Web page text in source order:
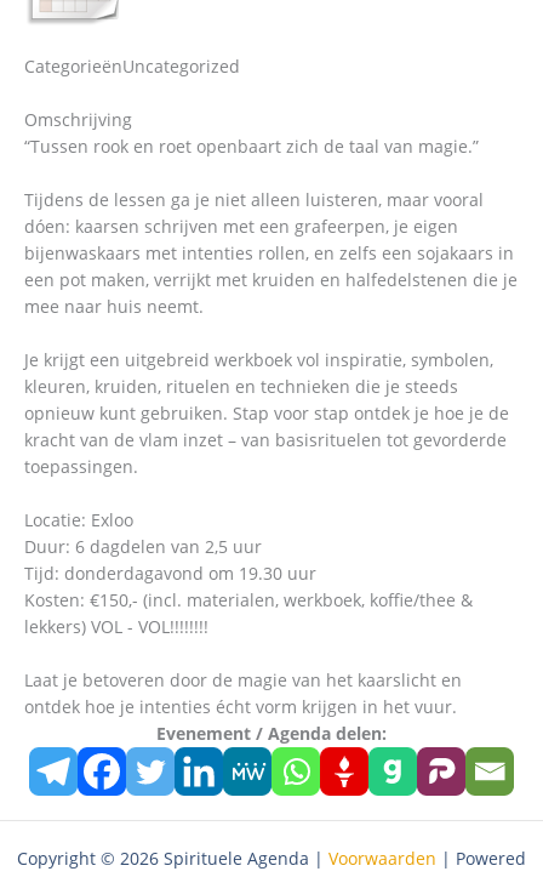
CategorieënUncategorized
Omschrijving
“Tussen rook en roet openbaart zich de taal van magie.”
Tijdens de lessen ga je niet alleen luisteren, maar vooral
dóen: kaarsen schrijven met een grafeerpen, je eigen
bijenwaskaars met intenties rollen, en zelfs een sojakaars in
een pot maken, verrijkt met kruiden en halfedelstenen die je
mee naar huis neemt.
Je krijgt een uitgebreid werkboek vol inspiratie, symbolen,
kleuren, kruiden, rituelen en technieken die je steeds
opnieuw kunt gebruiken. Stap voor stap ontdek je hoe je de
kracht van de vlam inzet – van basisrituelen tot gevorderde
toepassingen.
Locatie: Exloo
Duur: 6 dagdelen van 2,5 uur
Tijd: donderdagavond om 19.30 uur
Kosten: €150,- (incl. materialen, werkboek, koffie/thee &
lekkers) VOL - VOL!!!!!!!!
Laat je betoveren door de magie van het kaarslicht en
ontdek hoe je intenties écht vorm krijgen in het vuur.
Evenement / Agenda delen:
Copyright © 2026 Spirituele Agenda | Voorwaarden | Powered